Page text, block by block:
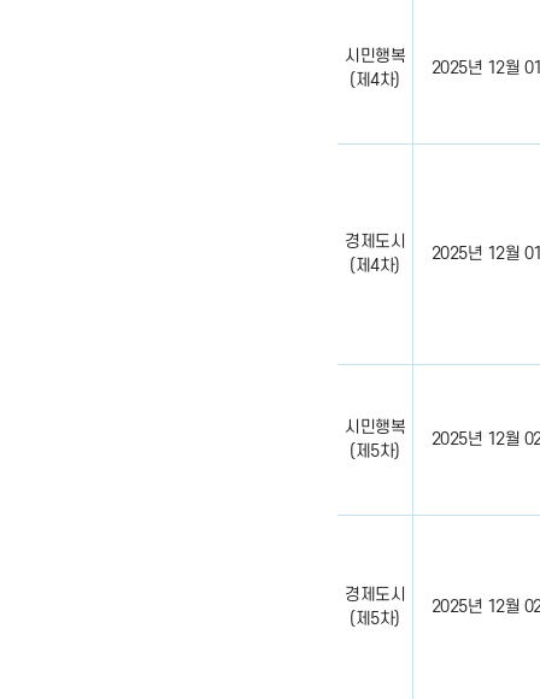
시민행복
(제4차)
2025년 12월
경제도시
(제4차)
2025년 12월
시민행복
(제5차)
2025년 12월
경제도시
(제5차)
2025년 12월